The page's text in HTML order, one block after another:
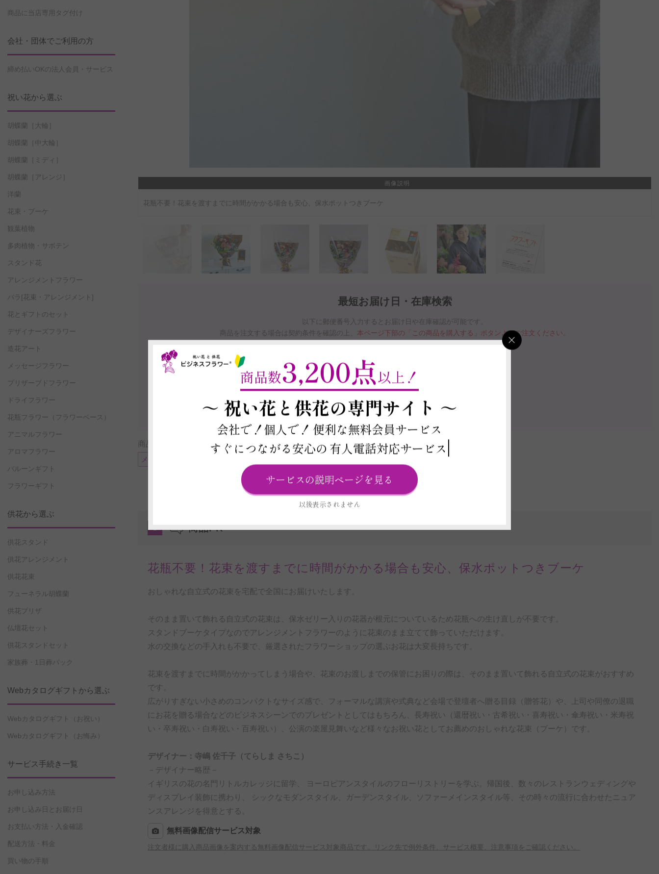
最短お届け日・在庫検索
以下に郵便番号入力するとお届け日や在庫確認が可能です。
商品を注文する場合は契約条件を確認の上、 本ページ下部の「この商品を購入する」ボタンよりご注文ください。
お届け日と在庫検索についての案内動画
この商品の在庫・お届け日を確認する
商品に付帯可能なサービス
メッセージカード
画像説明
花瓶不要！花束を渡すまでに時間がかかる場合も安心、保水ポットつきブーケ
1 商品PR
花瓶不要！花束を渡すまでに時間がかかる場合も安心、保水ポットつきブーケ
おしゃれな自立式の花束を宅配で全国にお届けいたします。
そのまま置いて飾れる自立式の花束は、保水ゼリー入りの花器が根元についているため花瓶への生け直しが不要です。
スタンドブーケタイプなのでアレンジメントフラワーのように花束のまま立てて飾っていただけます。
水の交換などの手入れも不要で、厳選されたフラワーショップの選ぶお花は大変長持ちです。
花束を渡すまでに時間がかかってしまう場合や、花束のお渡しまでの保管にお困りの際は、そのまま置いて飾れる自立式の花束がおすすめ
です。
広がりすぎない小さめのコンパクトなサイズ感で、フォーマルな講演や式典など会場で登壇者へ贈る目録（贈答花）や、上司や同僚の退職
にお花を贈る場合などのビジネスシーンでのプレゼントとしてはもちろん、長寿祝い（還暦祝い・古希祝い・喜寿祝い・傘寿祝い・米寿祝
い・卒寿祝い・白寿祝い・百寿祝い）、公演の楽屋見舞いなど様々なお祝い花としてお薦めのおしゃれな花束（ブーケ）です。
デザイナー：寺嶋 佐千子（てらしま さちこ）
－デザイナー略歴－
イギリスの花の名門リトルカレッジに留学、 ヨーロピアンスタイルのフローリストリーを学ぶ。帰国後、数々のレストランウェディングや
ディスプレイ装飾に携わり、 シックなモダンスタイル、ガーデンスタイル、ソファーメインスタイル等、その時々の流行に合わせたニュア
ンスアレンジを得意とする。
無料画像配信サービス対象
注文者様に購入商品画像を案内する無料画像配信サービス対象商品です。リンク先で例外条件、サービス概要、注意事項をご確認ください。
商品に当店専用タグ付け
会社・団体でご利用の方
締め払いOKの法人会員・サービス
祝い花から選ぶ
胡蝶蘭［大輪］
胡蝶蘭［中大輪］
胡蝶蘭［ミディ］
胡蝶蘭［アレンジ］
洋蘭
花束・ブーケ
観葉植物
多肉植物・サボテン
スタンド花
アレンジメントフラワー
バラ[花束・アレンジメント]
花とギフトのセット
デザイナーズフラワー
造花アート
メッセージフラワー
プリザーブドフラワー
ドライフラワー
花瓶フラワー （フラワーベース）
アニマルフラワー
アロマフラワー
バルーンギフト
フラワーギフト
供花から選ぶ
供花スタンド
供花アレンジメント
供花花束
フューネラル胡蝶蘭
供花プリザ
仏壇花セット
供花スタンドセット
家族葬・1日葬パック
Webカタログギフトから選ぶ
Webカタログギフト（お祝い）
Webカタログギフト（お悔み）
サービス手続き一覧
お申し込み方法
お申し込み日とお届け日
お支払い方法・入金確認
配送方法・料金
買い物の手順
商品数3,200点以上！
～ 祝い花と供花の専門サイト ～
会社で！個人で！ 便利な無料会員サービス
すぐにつながる安心の 有人電話対応サービス
サービスの説明ページを見る
以後表示されません